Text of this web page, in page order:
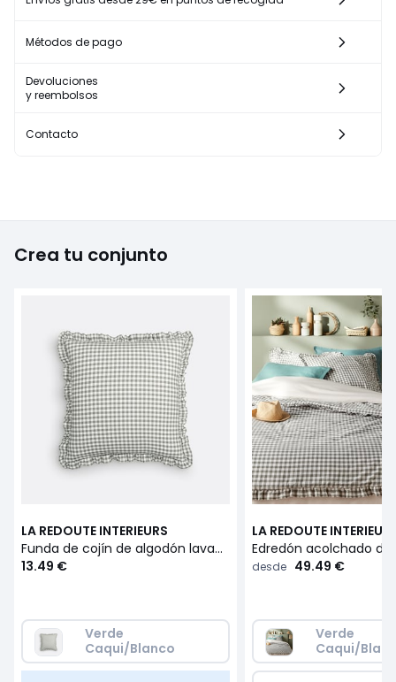
Métodos de pago
Devoluciones
y reembolsos
Contacto
Crea tu conjunto
LA REDOUTE INTERIEURS
Funda de cojín de algodón lavado vichy, Georgette
13.49 €
Verde
Caqui/Blanco
LA REDOUTE
desde 49.49 €
Verde
Caqui/